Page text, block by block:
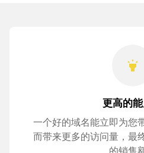
highlight
更高的
一个好的域名能立即为您
而带来更多的访问量，最